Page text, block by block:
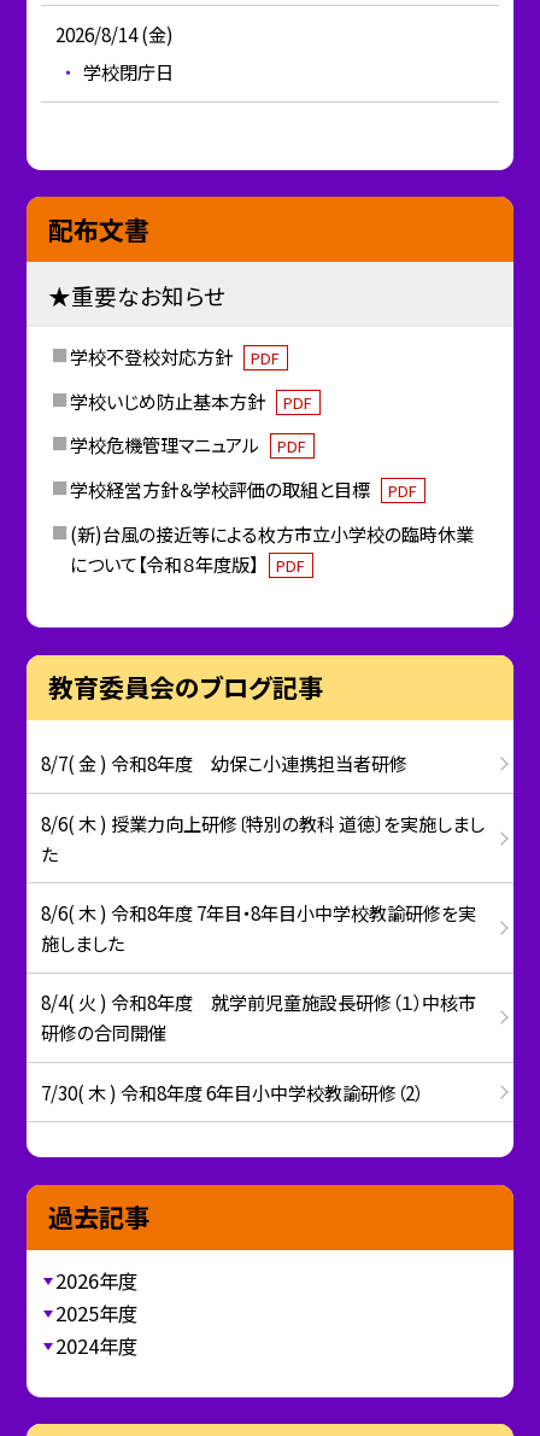
2026/8/14 (金)
学校閉庁日
配布文書
★重要なお知らせ
学校不登校対応方針 PDF
学校いじめ防止基本方針 PDF
学校危機管理マニュアル PDF
学校経営方針＆学校評価の取組と目標 PDF
(新)台風の接近等による枚方市立小学校の臨時休業
について【令和８年度版】
PDF
教育委員会のブログ記事
8/7( 金 ) 令和8年度 幼保こ小連携担当者研修
8/6( 木 ) 授業力向上研修〔特別の教科 道徳〕を実施しまし
た
8/6( 木 ) 令和8年度 7年目・8年目小中学校教諭研修を実
施しました
8/4( 火 ) 令和8年度 就学前児童施設長研修（１）中核市
研修の合同開催
7/30( 木 ) 令和8年度 6年目小中学校教諭研修（2）
過去記事
2026年度
2025年度
2024年度